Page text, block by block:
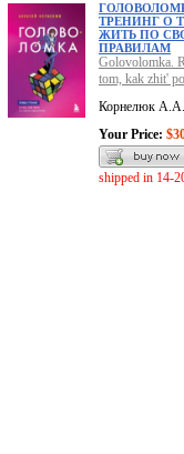
ТРЕНИНГ О
ЖИТЬ ПО
ПРАВИЛАМ
Golovolomka.
tom, kak zhit'
Корнелюк А.А.
Your Price:
shipped in 14-